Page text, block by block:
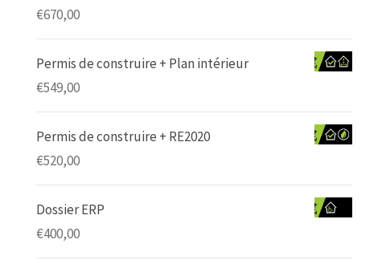
€670,00
Permis de construire + Plan intérieur
€549,00
Permis de construire + RE2020
€520,00
Dossier ERP
€400,00